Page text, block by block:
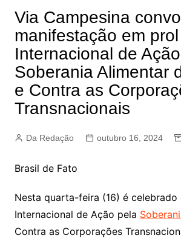
Via Campesina
manifestação em
Internacional de
Soberania Alimentar
e Contra as
Transnacionais
Da Redação outubro 16, 2024
Brasil de Fato
Nesta quarta-feira (16) é celebrado
Internacional de Ação pela
Contra as Corporações